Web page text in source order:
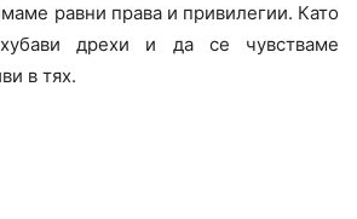
равни права и привилегии. Като
дрехи и да се чувстваме
в тях.